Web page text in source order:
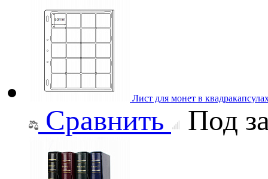
Лист для монет в
Сравнить Под